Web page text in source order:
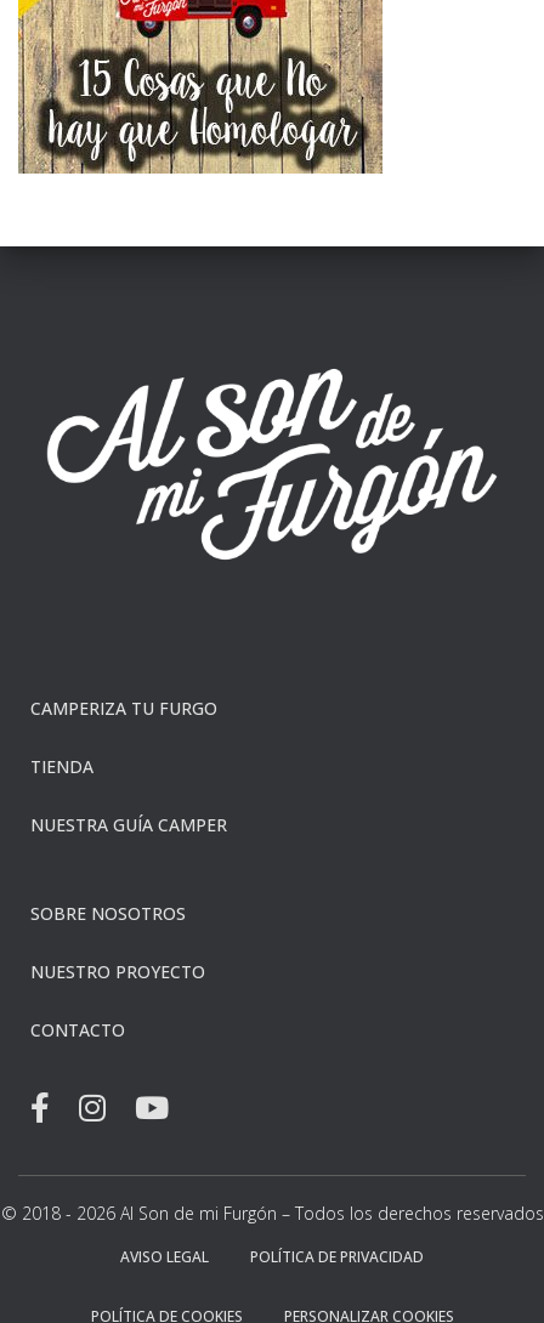
CAMPERIZA TU FURGO
TIENDA
NUESTRA GUÍA CAMPER
SOBRE NOSOTROS
NUESTRO PROYECTO
CONTACTO
© 2018 - 2026 Al Son de mi Furgón – Todos los derechos reservados
AVISO LEGAL POLÍTICA DE PRIVACIDAD
POLÍTICA DE COOKIES PERSONALIZAR COOKIES